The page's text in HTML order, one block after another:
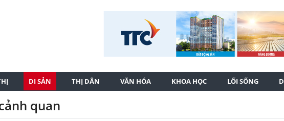
DI SẢN THỊ DÂN VĂN HÓA KHOA HỌC LỐI SỐNG
quan